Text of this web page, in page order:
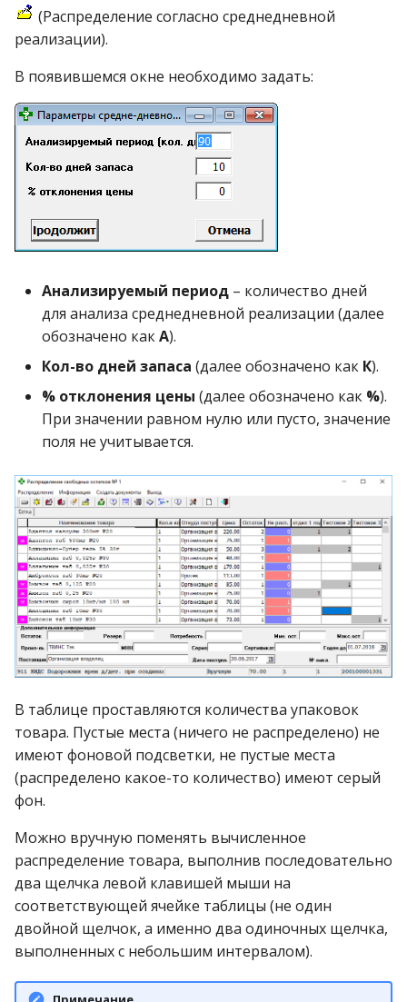
(Распределение согласно среднедневной
реализации).
В появившемся окне необходимо задать:
Анализируемый период – количество дней
для анализа среднедневной реализации (далее
обозначено какА).
Кол-во дней запаса (далее обозначено как К).
% отклонения цены (далее обозначено как %).
При значении равном нулю или пусто, значение
поля не учитывается.
В таблице проставляются количества упаковок
товара. Пустые места (ничего не распределено) не
имеют фоновой подсветки, не пустые места
(распределено какое-то количество) имеют серый
фон.
Можно вручную поменять вычисленное
распределение товара, выполнив последовательно
два щелчка левой клавишей мыши на
соответствующей ячейке таблицы (не один
двойной щелчок, а именно два одиночных щелчка,
выполненных с небольшим интервалом).